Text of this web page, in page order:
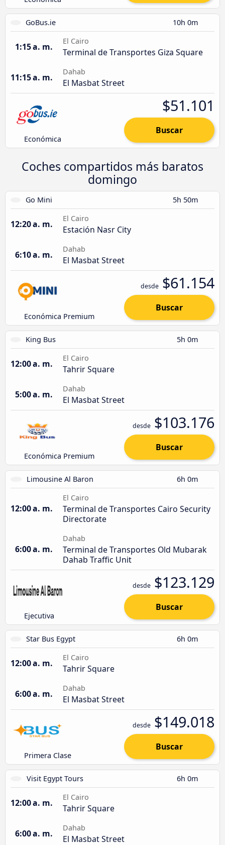
GoBus.ie 10h 0m
1:15 a. m.
El Cairo
Terminal de Transportes Giza Square
11:15 a. m.
Dahab
El Masbat Street
Económica
$51.101
Buscar
Coches compartidos más baratos
domingo
Go Mini 5h 50m
12:20 a. m.
El Cairo
Estación Nasr City
6:10 a. m.
Dahab
El Masbat Street
Económica Premium
desde $61.154
Buscar
King Bus 5h 0m
12:00 a. m.
El Cairo
Tahrir Square
5:00 a. m.
Dahab
El Masbat Street
Económica Premium
desde $103.176
Buscar
Limousine Al Baron 6h 0m
12:00 a. m.
El Cairo
Terminal de Transportes Cairo Security
Directorate
6:00 a. m.
Dahab
Terminal de Transportes Old Mubarak
Dahab Traffic Unit
Ejecutiva
desde $123.129
Buscar
Star Bus Egypt 6h 0m
12:00 a. m.
El Cairo
Tahrir Square
6:00 a. m.
Dahab
El Masbat Street
Primera Clase
desde $149.018
Buscar
Visit Egypt Tours 6h 0m
12:00 a. m.
El Cairo
Tahrir Square
6:00 a. m.
Dahab
El Masbat Street